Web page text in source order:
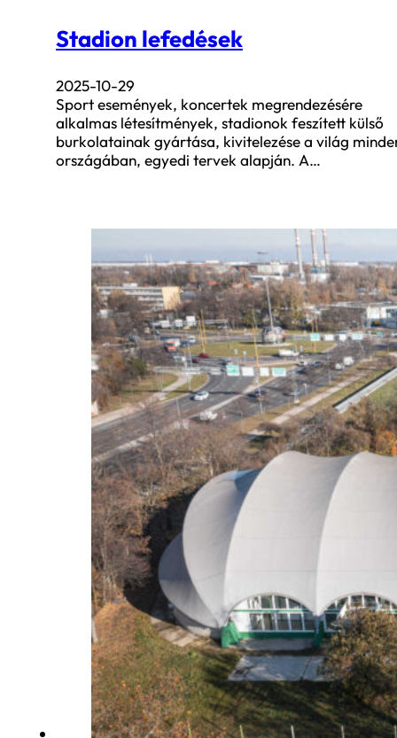
Stadion lefedések
2025-10-29
Sport események, koncertek megrendezésére
alkalmas létesítmények, stadionok feszített külső
burkolatainak gyártása, kivitelezése a világ
országában, egyedi tervek alapján. A…